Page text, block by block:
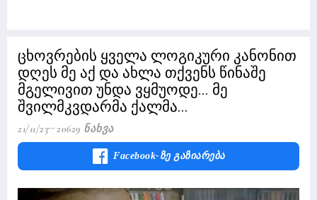
ცხოვრების ყველა ლოგიკური კანონით
დღეს მე აქ და ახლა თქვენს წინაშე
მგელივით უნდა ვყმუოდე... მე
შვილმკვდარმა ქალმა...
21/11/23 20629 Ნახვა
Facebook-Ზე Გაზიარება